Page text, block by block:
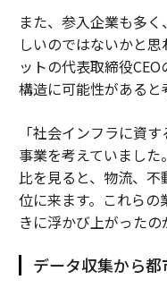
また、参入企業も多
しいのではないかと
ットの代表取締役
構造に可能性があると
「社会インフラに資
事業を考えていまし
比を見ると、物流、
位に来ます。これらの
きに浮かび上がったの
データ収集から